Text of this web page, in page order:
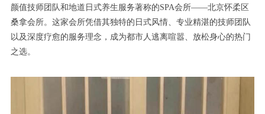
颜值技师团队和地道日式养生服务著称的SPA会所——北京怀柔区
桑拿会所。这家会所凭借其独特的日式风情、专业精湛的技师团队
以及深度疗愈的服务理念，成为都市人逃离喧嚣、放松身心的热门
之选。